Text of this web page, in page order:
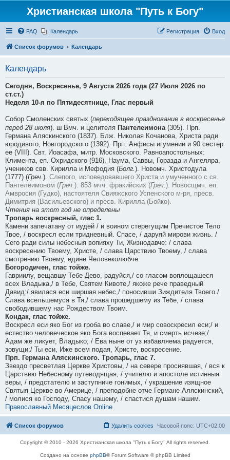
Христианская школа "Путь к Богу"
FAQ Календарь Вход
Регистрация
Список форумов Календарь
Календарь
Сегодня, Воскресенье, 9 Августа 2026 года (27 Июля 2026 по
ст.ст.)
Неделя 10-я по Пятидесятнице, Глас первый
Собор Смоленских святых (переходящее празднование в воскресенье
перед 28 июля). ш Вмч. и целителя Пантелеимона (305). Прп.
Германа Аляскинского (1837). Блж. Николая Кочанова, Христа ради
юродивого, Новгородского (1392). Прп. Анфисы игумении и 90 сестер
ее (VIII). Свт. Иоасафа, митр. Московского. Равноапостольных:
Климента, еп. Охридского (916), Наума, Саввы, Горазда и Ангеляра,
учеников свв. Кирилла и Мефодия (Болг. ). Новомч. Христодула
(1777) (Греч. ). Слепого, исповедовавшего Христа и умученного с св.
Пантелеимоном (Греч. ). 853 мчч. фракийских (Греч. ). Новосщмч. еп.
Амвросия (Гудко), настоятеля Свияжского Успенского м-ря, пресв.
Димитрия (Васильевского) и пресв. Кирилла (Бойко).
Чтения на этот год не определены
Тропарь воскресный, глас 1.
Камени запечатану от иудей / и воином стерегущим Пречистое Тело
Твое, / воскресл если тридневный. Спасе, / даруяй мирови жизнь. /
Сего ради силы небесныя вопияху Ти, Жизнодавче: / слава
воскресению Твоему, Христе, / слава Царствию Твоему, / слава
смотрению Твоему, едине Человеколюбче.
Богородичен, глас тойже.
Гавриилу, вещавшу Тебе Дево, радуйся,/ со гласом воплощашеся
всех Владыка,/ в Тебе, Святем Кивоте,/ якоже рече праведный
Давид:/ явилася еси ширшая небес,/ поносивши Зиждителя Твоего./
Слава всельшемуся в Тя,/ слава прошедшему из Тебе, / слава
свободившему нас Рождеством Твоим.
Кондак, глас тойже.
Воскресл еси яко Бог из гроба во славе,/ и мир совоскресил еси;/ и
естество человеческое яко Бога воспевает Тя, и смерть исчезе;/
Адам же ликует, Владыко; / Ева ныне от уз избавляема радуется,
зовущи:/ Ты еси, Иже всем подая, Христе, воскресение.
Прп. Германа Аляскинского. Тропарь, глас 7.
Звездо пресветлая Церкве Христовы, / на севере просиявшая, / вся к
Царствию Небесному путеводящая, / учителю и апостоле истинныя
веры, / предстателю и заступниче гонимых, / украшение изящное
Святыя Церкве во Америце, / преподобне отче Германе Аляскинский,
/ молися ко Господу, Спасу нашему, / спастися душам нашим.
Православный Месяцеслов Online
Список форумов Часовой пояс: UTC+02:00
Удалить cookies
Copyright © 2010 - 2026 Христианская школа "Путь к Богу" All rights reserved.
Создано на основе phpBB® Forum Software © phpBB Limited